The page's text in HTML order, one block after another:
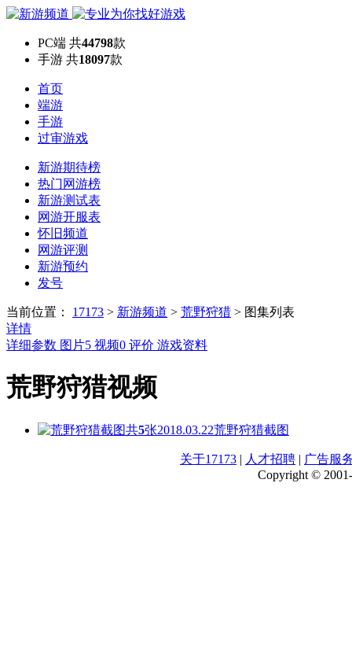
PC端 共44798款
手游 共18097款
首页
端游
手游
过审游戏
新游期待榜
热门网游榜
新游测试表
网游开服表
怀旧频道
网游评测
新游预约
发号
当前位置： 17173 > 新游频道 > 荒野狩猎 > 图集列表
详情
详细参数 图片5 视频0 评价 游戏资料
荒野狩猎视频
共5张2018.03.22荒野狩猎截图
关于17173 | 人才招聘 | 广告服
Copyright ©